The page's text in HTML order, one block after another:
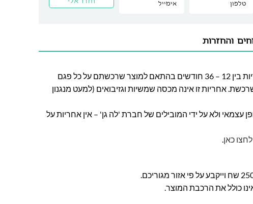
והחזרות
חברת לה גן מעניקה אחריות בין 12 – 36 חודשים בהתאם למוצר שרכשתם על כל פגם
אחריות זו אינה מכסה שמשיות וגזיבואים (למעט מנגנון
עצמאי ולא על ידי המובילים של חברת 'לה גן' – אין אחריות על
לחצו כאן.
כולל את הרכבת המוצר.